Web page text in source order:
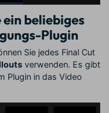
beliebiges
Plugin
Sie jedes Final Cut
verwenden. Es gibt
Plugin in das Video